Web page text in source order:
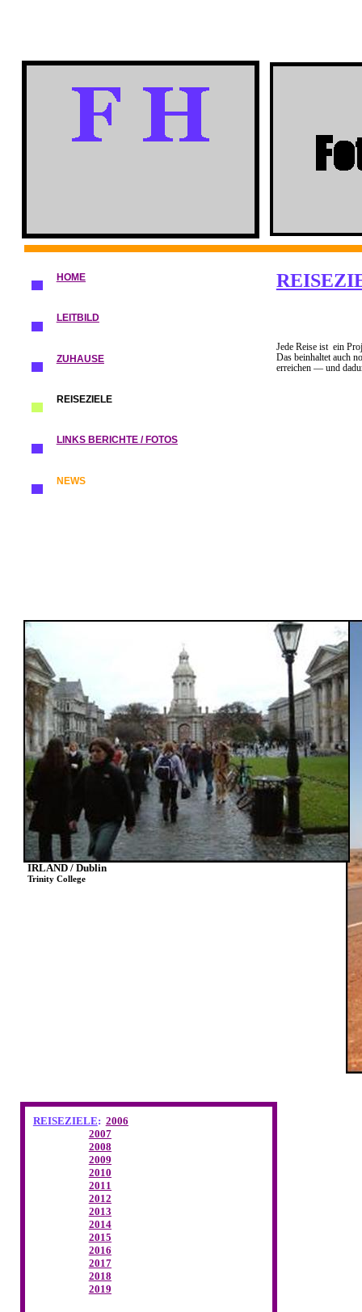
HOME
LEITBILD
ZUHAUSE
REISEZIELE
LINKS BERICHTE / FOTOS
NEWS
Jede Reise ist ein
Das beinhaltet auch
erreichen — und
IRLAND / Dublin
Trinity College
REISEZIELE: 2006
2007
2008
2009
2010
2011
2012
2013
2014
2015
2016
2017
2018
2019